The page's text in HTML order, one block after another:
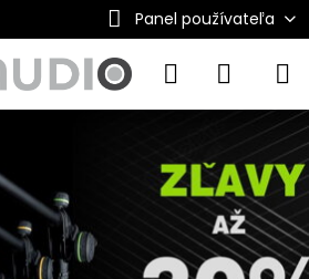
Panel používateľa